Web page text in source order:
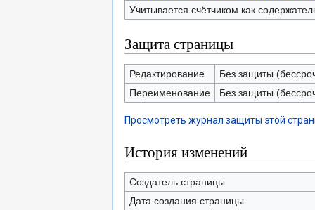
Учитывается счётчиком как
Защита страницы
Редактирование
Без защиты
Переименование
Без защиты
Просмотреть журнал защиты этой
История изменений
Создатель страницы
Дата создания страницы